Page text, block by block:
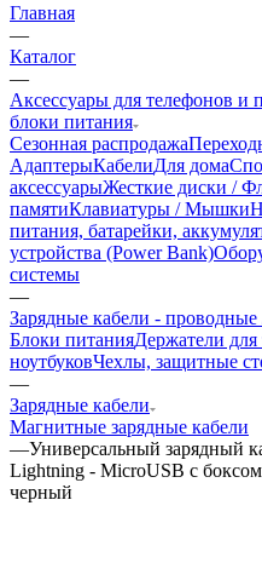
Главная
—
Каталог
—
Аксессуары для телефонов и
блоки питания
Сезонная распродажа
АдаптерыКабелиДля дома
аксессуарыЖесткие диски /
памятиКлавиатуры / Мышки
питания, батарейки,
устройства (Power Bank)
системы
—
Зарядные кабели -
Блоки питанияДержатели
ноутбуковЧехлы, защитные
—
Зарядные кабели
Магнитные зарядные кабели
—Универсальный зарядный
Lightning - MicroUSB с
черный